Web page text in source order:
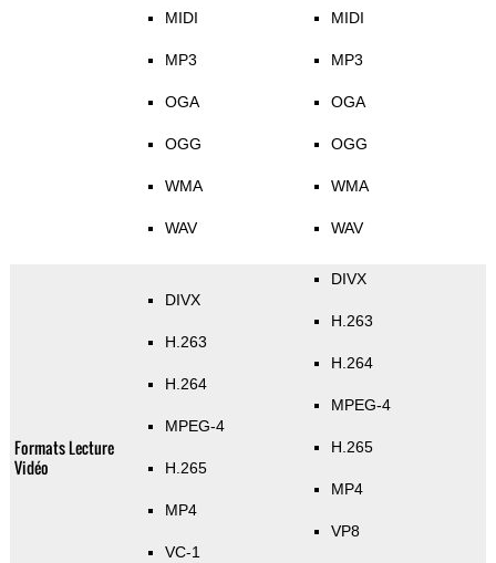
MIDI
MP3
OGA
OGG
WMA
WAV
MIDI
MP3
OGA
OGG
WMA
WAV
Formats Lecture
Vidéo
DIVX
H.263
H.264
MPEG-4
H.265
MP4
VC-1
DIVX
H.263
H.264
MPEG-4
H.265
MP4
VP8